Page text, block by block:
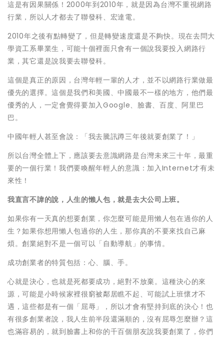
這是有因果關係！2000年到2010年，就是因為台灣不重視網路
行業，所以人才都去了聯發科、宏達電。
2010年之後有點轉變了，但是轉變速度還是不夠快。現在去問大
學資工系畢業生，可能十個裡面只會有一個說我要投入網路行
業，其它還是說我要去聯發科。
這個是真正的原因，台灣年輕一輩的人才，並不以網路行業做最
優先的選擇。這個是我們和美國、中國最不一樣的地方，他們最
優秀的人，一定會覺得要加入Google、臉書、百度、阿里巴
巴。
中國年輕人甚至會說：「我去騰訊蹲三年後就要創業了！」
所以台灣全體上下，應該要去意識網路是台灣未來三十年，最重
要的一個行業！我們要喚醒年輕人的意識：加入Internet才有未
來性！
我直言不諱的說，人生的懶人包，就是去大公司上班。
如果你有一天真的想要創業，你怎麼可能是用懶人包在過你的人
生？如果你想用懶人包過你的人生，那你真的不要來找自己麻
煩。創業絕對不是一個可以「自動導航」的事情。
成功創業者的特質包括：心、腦、手。
心就是決心，也就是死都要成功，絕對不放棄。這種決心的來
源，可能是小時候家裡很窮被鄰居瞧不起、可能試上班懷才不
遇，這些都是有一個「屈辱」，所以才會有堅持到底的決心！也
有很多創業者說，我人生前半段還滿順的，沒有屈辱怎麼辦？這
也滿容易的，就到臉書上和你的千百個朋友說我要創業了，你們